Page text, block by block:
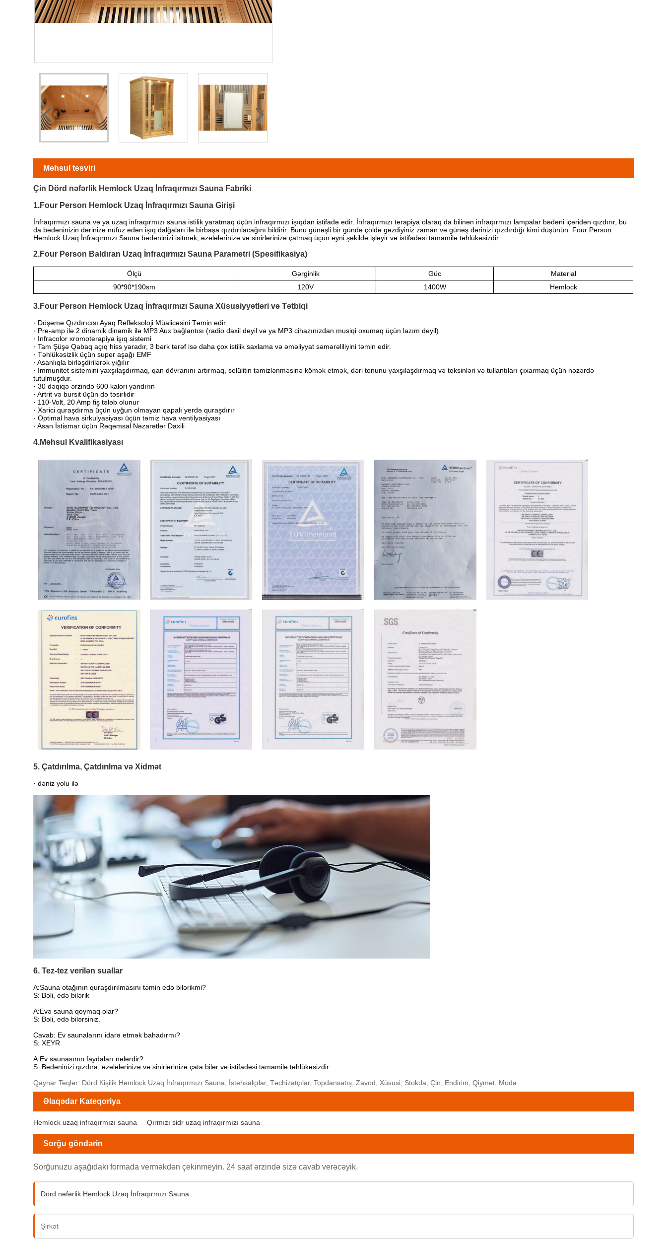
Məhsul təsviri
Çin Dörd nəfərlik Hemlock Uzaq İnfraqırmızı Sauna Fabriki
1.Four Person Hemlock Uzaq İnfraqırmızı Sauna Girişi
İnfraqırmızı sauna və ya uzaq infraqırmızı sauna istilik yaratmaq üçün infraqırmızı işıqdan istifadə edir. İnfraqırmızı terapiya olaraq da bilinən infraqırmızı lampalar bədəni içəridən qızdırır, bu
da bədəninizin dərinizə nüfuz edən işıq dalğaları ilə birbaşa qızdırılacağını bildirir. Bunu günəşli bir gündə çöldə gəzdiyiniz zaman və günəş dərinizi qızdırdığı kimi düşünün. Four Person
Hemlock Uzaq İnfraqırmızı Sauna bədəninizi isitmək, əzələlərinizə və sinirlərinizə çatmaq üçün eyni şəkildə işləyir və istifadəsi tamamilə təhlükəsizdir.
2.Four Person Baldıran Uzaq İnfraqırmızı Sauna Parametri (Spesifikasiya)
Ölçü Gərginlik Güc
Material
90*90*190sm
120V 1400W Hemlock
3.Four Person Hemlock Uzaq İnfraqırmızı Sauna Xüsusiyyətləri və Tətbiqi
· Döşəmə Qızdırıcısı Ayaq Refleksoloji Müalicəsini Təmin edir
· Pre-amp ilə 2 dinamik dinamik ilə MP3 Aux bağlantısı (radio daxil deyil və ya MP3 cihazınızdan musiqi oxumaq üçün lazım deyil)
· Infracolor xromoterapiya işıq sistemi
· Tam Şüşə Qabaq açıq hiss yaradır, 3 bərk tərəf isə daha çox istilik saxlama və əməliyyat səmərəliliyini təmin edir.
· Təhlükəsizlik üçün super aşağı EMF
· Asanlıqla birləşdirilərək yığılır
· İmmunitet sistemini yaxşılaşdırmaq, qan dövranını artırmaq, selülitin təmizlənməsinə kömək etmək, dəri tonunu yaxşılaşdırmaq və toksinləri və tullantıları çıxarmaq üçün nəzərdə
tutulmuşdur.
· 30 dəqiqə ərzində 600 kalori yandırın
· Artrit və bursit üçün də təsirlidir
· 110-Volt, 20 Amp fiş tələb olunur
· Xarici quraşdırma üçün uyğun olmayan qapalı yerdə quraşdırır
· Optimal hava sirkulyasiyası üçün təmiz hava ventilyasiyası
· Asan İstismar üçün Rəqəmsal Nəzarətlər Daxili
4.Məhsul Kvalifikasiyası
5. Çatdırılma, Çatdırılma və Xidmət
· dəniz yolu ilə
6. Tez-tez verilən suallar
A:Sauna otağının quraşdırılmasını təmin edə bilərikmi?
S: Bəli, edə bilərik
A:Evə sauna qoymaq olar?
S: Bəli, edə bilərsiniz.
Cavab: Ev saunalarını idarə etmək bahadırmı?
S: XEYR
A:Ev saunasının faydaları nələrdir?
S: Bədəninizi qızdıra, əzələlərinizə və sinirlərinizə çata bilər və istifadəsi tamamilə təhlükəsizdir.
Qaynar Teqlər: Dörd Kişilik Hemlock Uzaq İnfraqırmızı Sauna, İstehsalçılar, Təchizatçılar, Topdansatış, Zavod, Xüsusi, Stokda, Çin, Endirim, Qiymət, Moda
Əlaqədar Kateqoriya
Hemlock uzaq infraqırmızı sauna Qırmızı sidr uzaq infraqırmızı sauna
Sorğu göndərin
Sorğunuzu aşağıdakı formada verməkdən çekinmeyin. 24 saat ərzində sizə cavab verəcəyik.